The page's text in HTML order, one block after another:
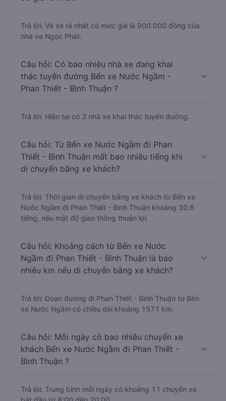
Trả lời: Vé xe rẻ nhất có mức giá là 900.000 đồng của
nhà xe Ngọc Phát.
Câu hỏi: Có bao nhiêu nhà xe đang khai
thác tuyến đường Bến xe Nước Ngầm -
Phan Thiết - Bình Thuận ?
Trả lời: Hiện tại có 3 nhà xe khai thác tuyến đường.
Câu hỏi: Từ Bến xe Nước Ngầm đi Phan
Thiết - Bình Thuận mất bao nhiêu tiếng khi
di chuyển bằng xe khách?
Trả lời: Thời gian di chuyển bằng xe khách từ Bến xe
Nước Ngầm đi Phan Thiết - Bình Thuận khoảng 30.6
tiếng, nếu mật độ giao thông thuận lợi.
Câu hỏi: Khoảng cách từ Bến xe Nước
Ngầm đi Phan Thiết - Bình Thuận là bao
nhiêu km nếu di chuyển bằng xe khách?
Trả lời: Đoạn đường đi Phan Thiết - Bình Thuận từ Bến
xe Nước Ngầm có chiều dài khoảng 1571 km.
Câu hỏi: Mỗi ngày có bao nhiêu chuyến xe
khách Bến xe Nước Ngầm đi Phan Thiết -
Bình Thuận ?
Trả lời: Trung bình mỗi ngày có khoảng 11 chuyến xe